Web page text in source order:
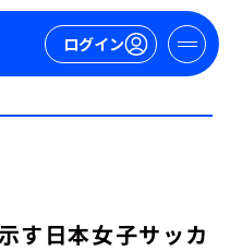
ログイン
す日本女子サッカ